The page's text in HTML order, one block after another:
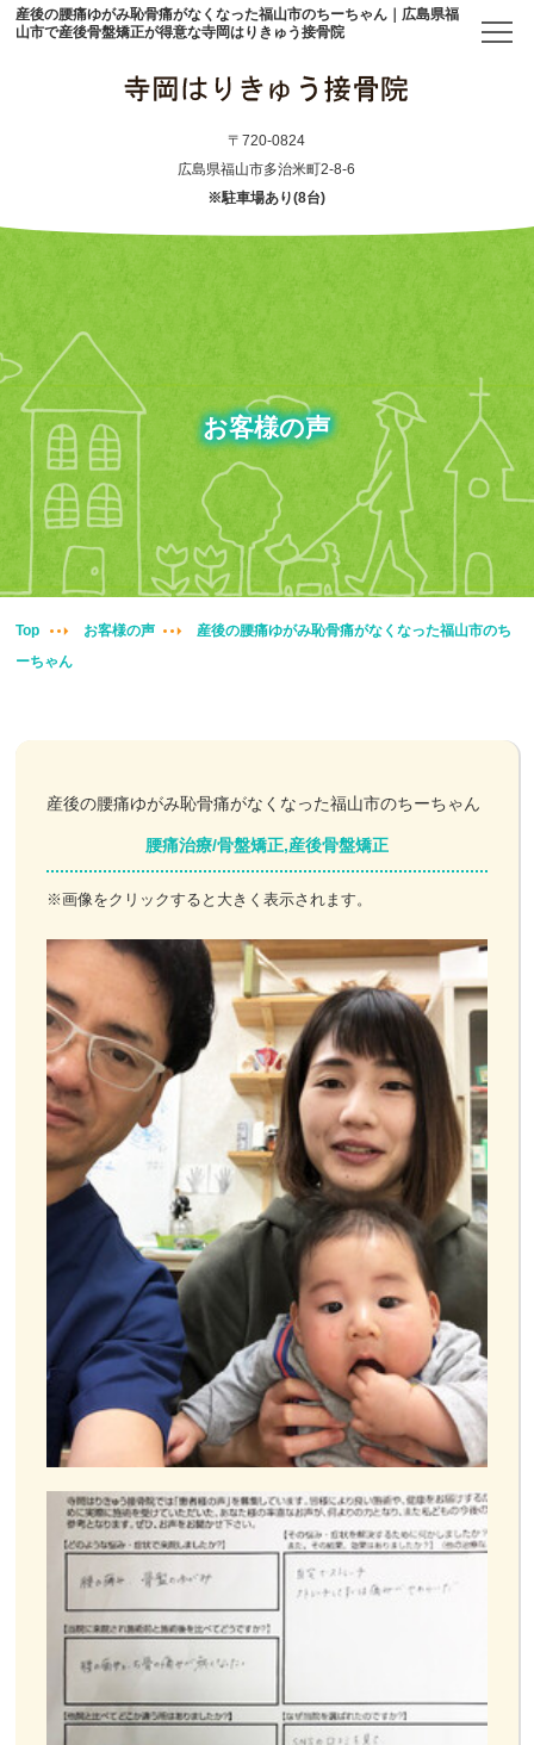
産後の腰痛ゆがみ恥骨痛がなくなった福山市のちーちゃん｜広島県福
山市で産後骨盤矯正が得意な寺岡はりきゅう接骨院
〒720-0824
広島県福山市多治米町2-8-6
※駐車場あり(8台)
初めての方へ
アクセス
メニュー・料金表
産後骨盤矯正
妊婦整体
腰痛・膝痛
鍼・灸・小児鍼
冷え性改善
訪問鍼灸
ニュース＆ブログ
お客様の声
お問い合わせ
LINE予約
お客様の声
Top お客様の声
産後の腰痛ゆがみ恥骨痛がなくなった福山市のち
ーちゃん
産後の腰痛ゆがみ恥骨痛がなくなった福山市のちーちゃん
腰痛治療/骨盤矯正,産後骨盤矯正
※画像をクリックすると大きく表示されます。